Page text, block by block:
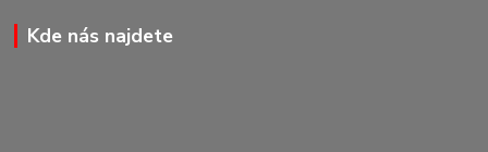
Kde nás najdete